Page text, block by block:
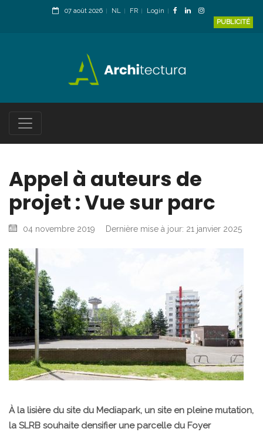
07 août 2026 NL FR
Login
PUBLICITÉ
Appel à auteurs de
projet : Vue sur parc
04 novembre 2019 Dernière mise à jour: 21 janvier 2025
À la lisière du site du Mediapark, un site en pleine mutation,
la SLRB souhaite densifier une parcelle du Foyer